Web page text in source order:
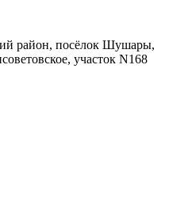
район, посёлок Шушары,
участок N168